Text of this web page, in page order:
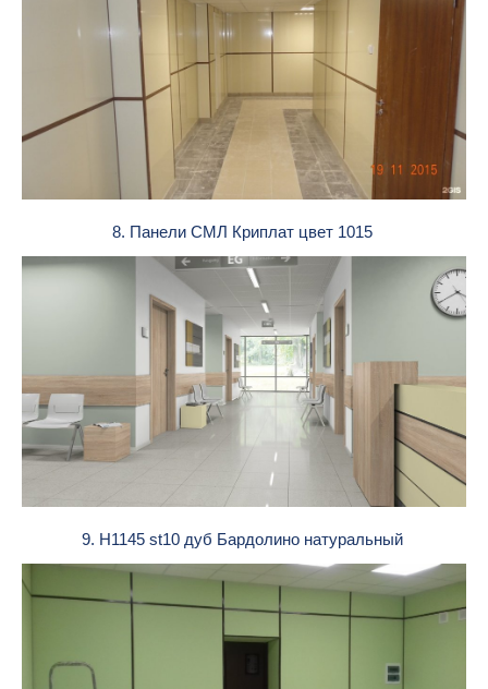
8. Панели СМЛ Криплат цвет 1015
9. Н1145 st10 дуб Бардолино натуральный